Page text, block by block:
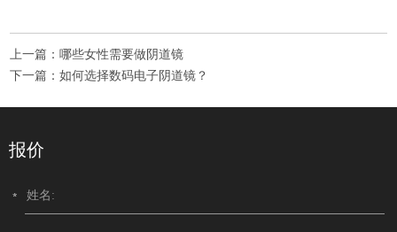
上一篇：哪些女性需要做阴道镜
下一篇：如何选择数码电子阴道镜？
报价